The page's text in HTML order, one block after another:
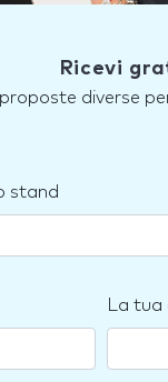
Ricevi
diverse
stand
La tua